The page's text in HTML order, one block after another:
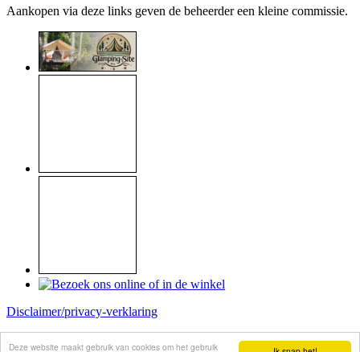
Deze website maakt gebruik van cookies om het gebruik
Aankopen via deze links geven de beheerder een kleine commissie.
Disclaimer/privacy-verklaring